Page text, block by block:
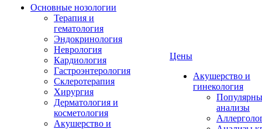
Основные нозологии
Терапия и
гематология
Эндокринология
Неврология
Кардиология
Гастроэнтерология
Склеротерапия
Хирургия
Дерматология и
косметология
Акушерство и
Цены
Акушерство и
гинекология
анализы